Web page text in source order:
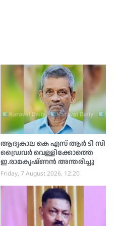
ആദ്യകാല കെ എസ് ആര്‍ ടി സി
ഡ്രൈവര്‍ വെള്ളിക്കോത്തെ
ഇ.രാമകൃഷ്ണന്‍ അന്തരിച്ചു
Friday, 7 August 2026, 12:20